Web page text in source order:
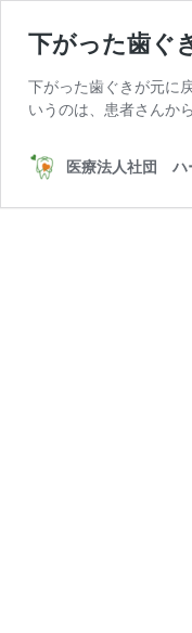
下がった歯ぐ
下がった歯ぐきが元に
いうのは、患者さんか
医療法人社団 ハ